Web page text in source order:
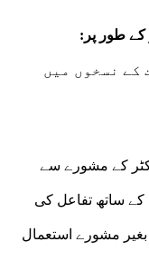
کے نسخوں میں
کے مشورے سے
کے ساتھ تفاعل کی
بغیر مشورے استعمال